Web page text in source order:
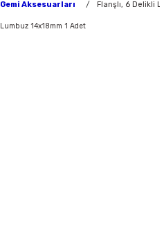
Gemi Aksesuarları Flanşlı, 6 Delikli